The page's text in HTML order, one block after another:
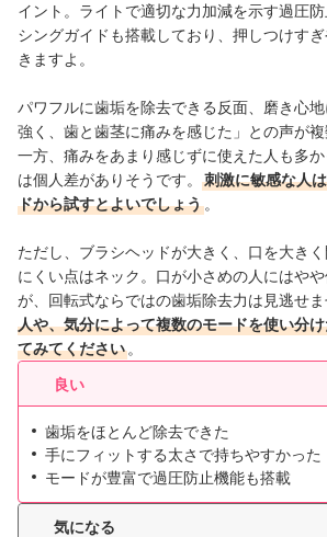
イント。ライトで適切な力加減を示す過圧
シングガイドも搭載しており、押しつけす
きますよ。
パワフルに歯垢を除去できる反面、磨き心
強く、歯と歯茎に痛みを感じた」との声が複
一方、痛みをあまり感じずに使えた人も多
は個人差がありそうです。
刺激に敏感な人
ドから試すとよいでしょう 。
ただし、ブラシヘッドが大きく、口を大き
にくい点はネック。口が小さめの人にはや
が、回転式ならではの歯垢除去力は見逃せま
人や、気分によって複数のモードを使い分
てみてください 。
良い
歯垢をほとんど除去できた
手にフィットする太さで持ちやすかった
モードが豊富で過圧防止機能も搭載
気になる